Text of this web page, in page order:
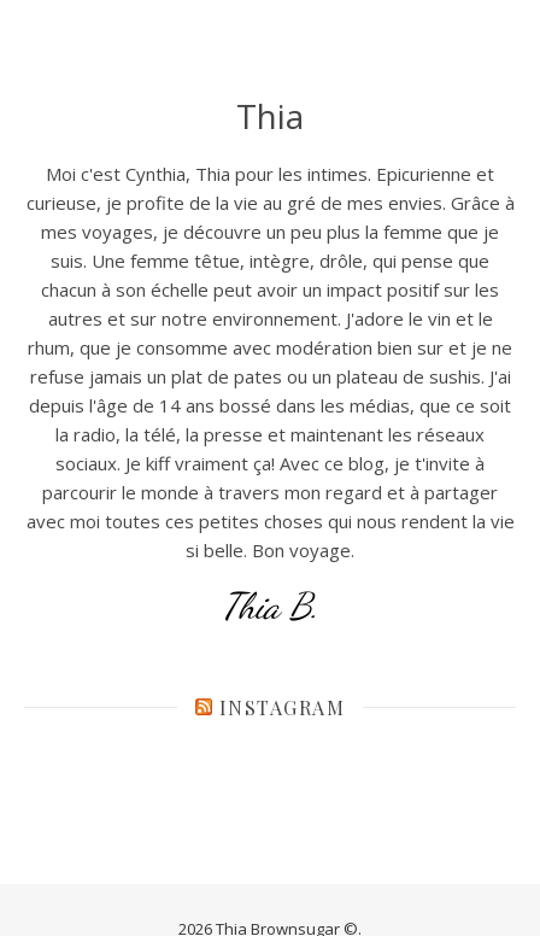
Thia
Moi c'est Cynthia, Thia pour les intimes. Epicurienne et
curieuse, je profite de la vie au gré de mes envies. Grâce à
mes voyages, je découvre un peu plus la femme que je
suis. Une femme têtue, intègre, drôle, qui pense que
chacun à son échelle peut avoir un impact positif sur les
autres et sur notre environnement. J'adore le vin et le
rhum, que je consomme avec modération bien sur et je ne
refuse jamais un plat de pates ou un plateau de sushis. J'ai
depuis l'âge de 14 ans bossé dans les médias, que ce soit
la radio, la télé, la presse et maintenant les réseaux
sociaux. Je kiff vraiment ça! Avec ce blog, je t'invite à
parcourir le monde à travers mon regard et à partager
avec moi toutes ces petites choses qui nous rendent la vie
si belle. Bon voyage.
Thia B.
INSTAGRAM
2026 Thia Brownsugar ©.